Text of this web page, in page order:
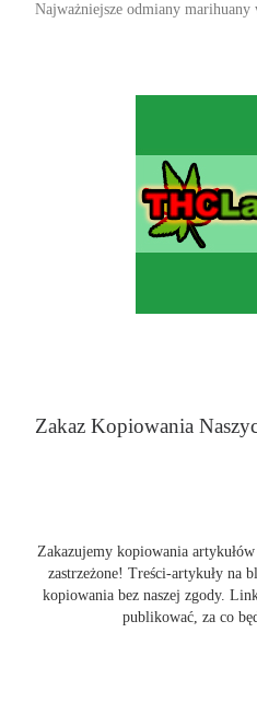
Najważniejsze odmiany
Zakaz Kopiowania
Zakazujemy kopiowania
zastrzeżone! Treści-artykuły na
kopiowania bez naszej zgody.
publikować, za co